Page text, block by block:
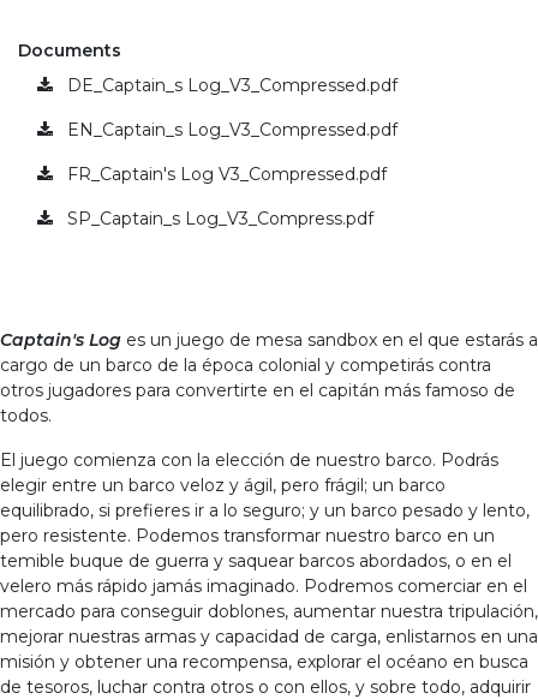
Documents
DE_Captain_s Log_V3_Compressed.pdf
EN_Captain_s Log_V3_Compressed.pdf
FR_Captain's Log V3_Compressed.pdf
SP_Captain_s Log_V3_Compress.pdf
Captain's Log es un juego de mesa sandbox en el que estarás a
cargo de un barco de la época colonial y competirás contra
otros jugadores para convertirte en el capitán más famoso de
todos.
El juego comienza con la elección de nuestro barco. Podrás
elegir entre un barco veloz y ágil, pero frágil; un barco
equilibrado, si prefieres ir a lo seguro; y un barco pesado y lento,
pero resistente. Podemos transformar nuestro barco en un
temible buque de guerra y saquear barcos abordados, o en el
velero más rápido jamás imaginado. Podremos comerciar en el
mercado para conseguir doblones, aumentar nuestra tripulación,
mejorar nuestras armas y capacidad de carga, enlistarnos en una
misión y obtener una recompensa, explorar el océano en busca
de tesoros, luchar contra otros o con ellos, y sobre todo, adquirir